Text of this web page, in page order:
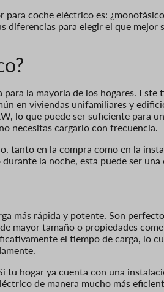
para coche eléctrico es:
diferencias para elegir el que mejor
la mayoría de los hogares. Este
en viviendas unifamiliares y
lo que puede ser suficiente para
necesitas cargarlo con frecuencia.
tanto en la compra como en la
la noche, esta puede ser
más rápida y potente. Son
mayor tamaño o propiedades
el tiempo de carga, lo
tu hogar ya cuenta con una
de manera mucho más